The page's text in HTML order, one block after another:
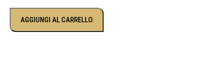
AGGIUNGI AL CARRELLO